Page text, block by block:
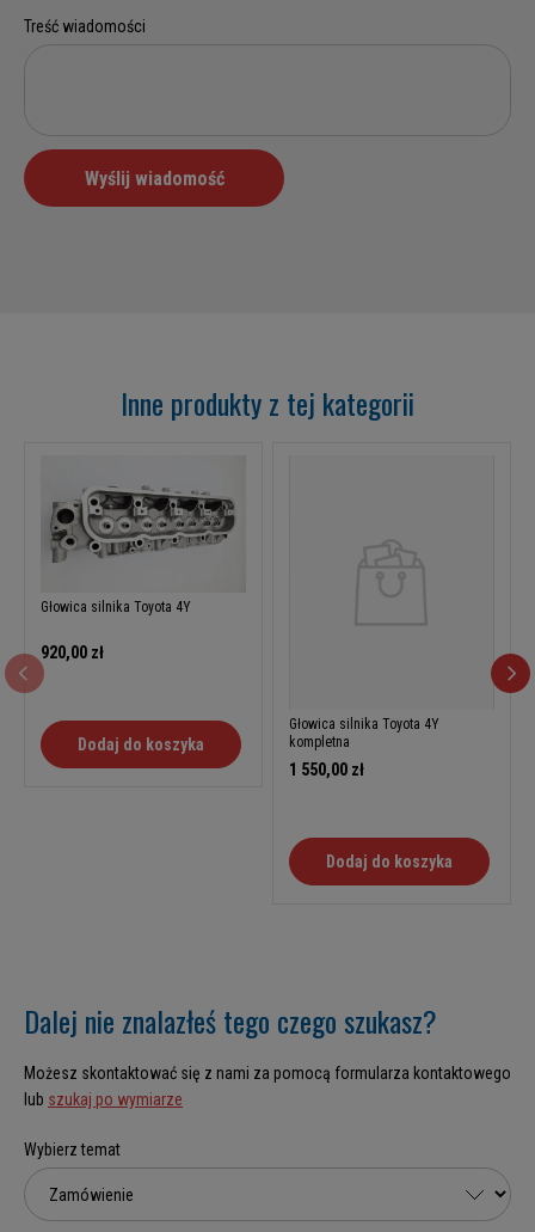
Inne produkty z tej kategorii
Głowica silnika Toyota 4Y
920,00 zł
Dodaj do koszyka
Głowica silnika Toyota 4Y
kompletna
1 550,00 zł
Dodaj do koszyka
Dalej nie znalazłeś tego czego szukasz?
Możesz skontaktować się z nami za pomocą formularza kontaktowego
lub szukaj po wymiarze